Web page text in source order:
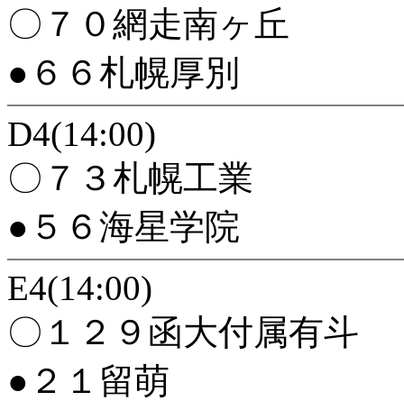
〇７０網走南ヶ丘
●６６札幌厚別
D4(14:00)
〇７３札幌工業
●５６海星学院
E4(14:00)
〇１２９函大付属有斗
●２１留萌